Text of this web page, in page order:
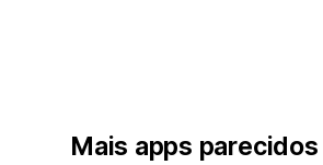
Mais apps parecidos